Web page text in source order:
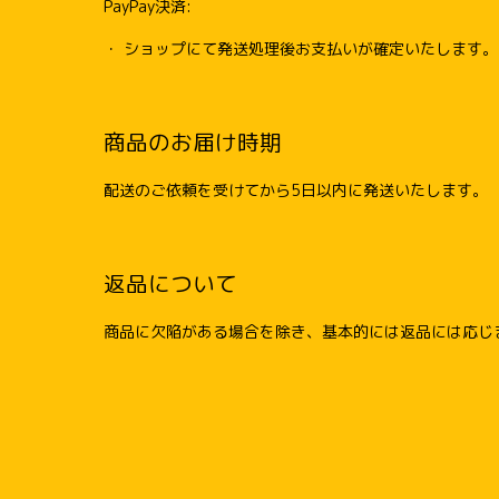
PayPay決済:
・ ショップにて発送処理後お支払いが確定いたします。
商品のお届け時期
配送のご依頼を受けてから5日以内に発送いたします。
返品について
商品に欠陥がある場合を除き、基本的には返品には応じ